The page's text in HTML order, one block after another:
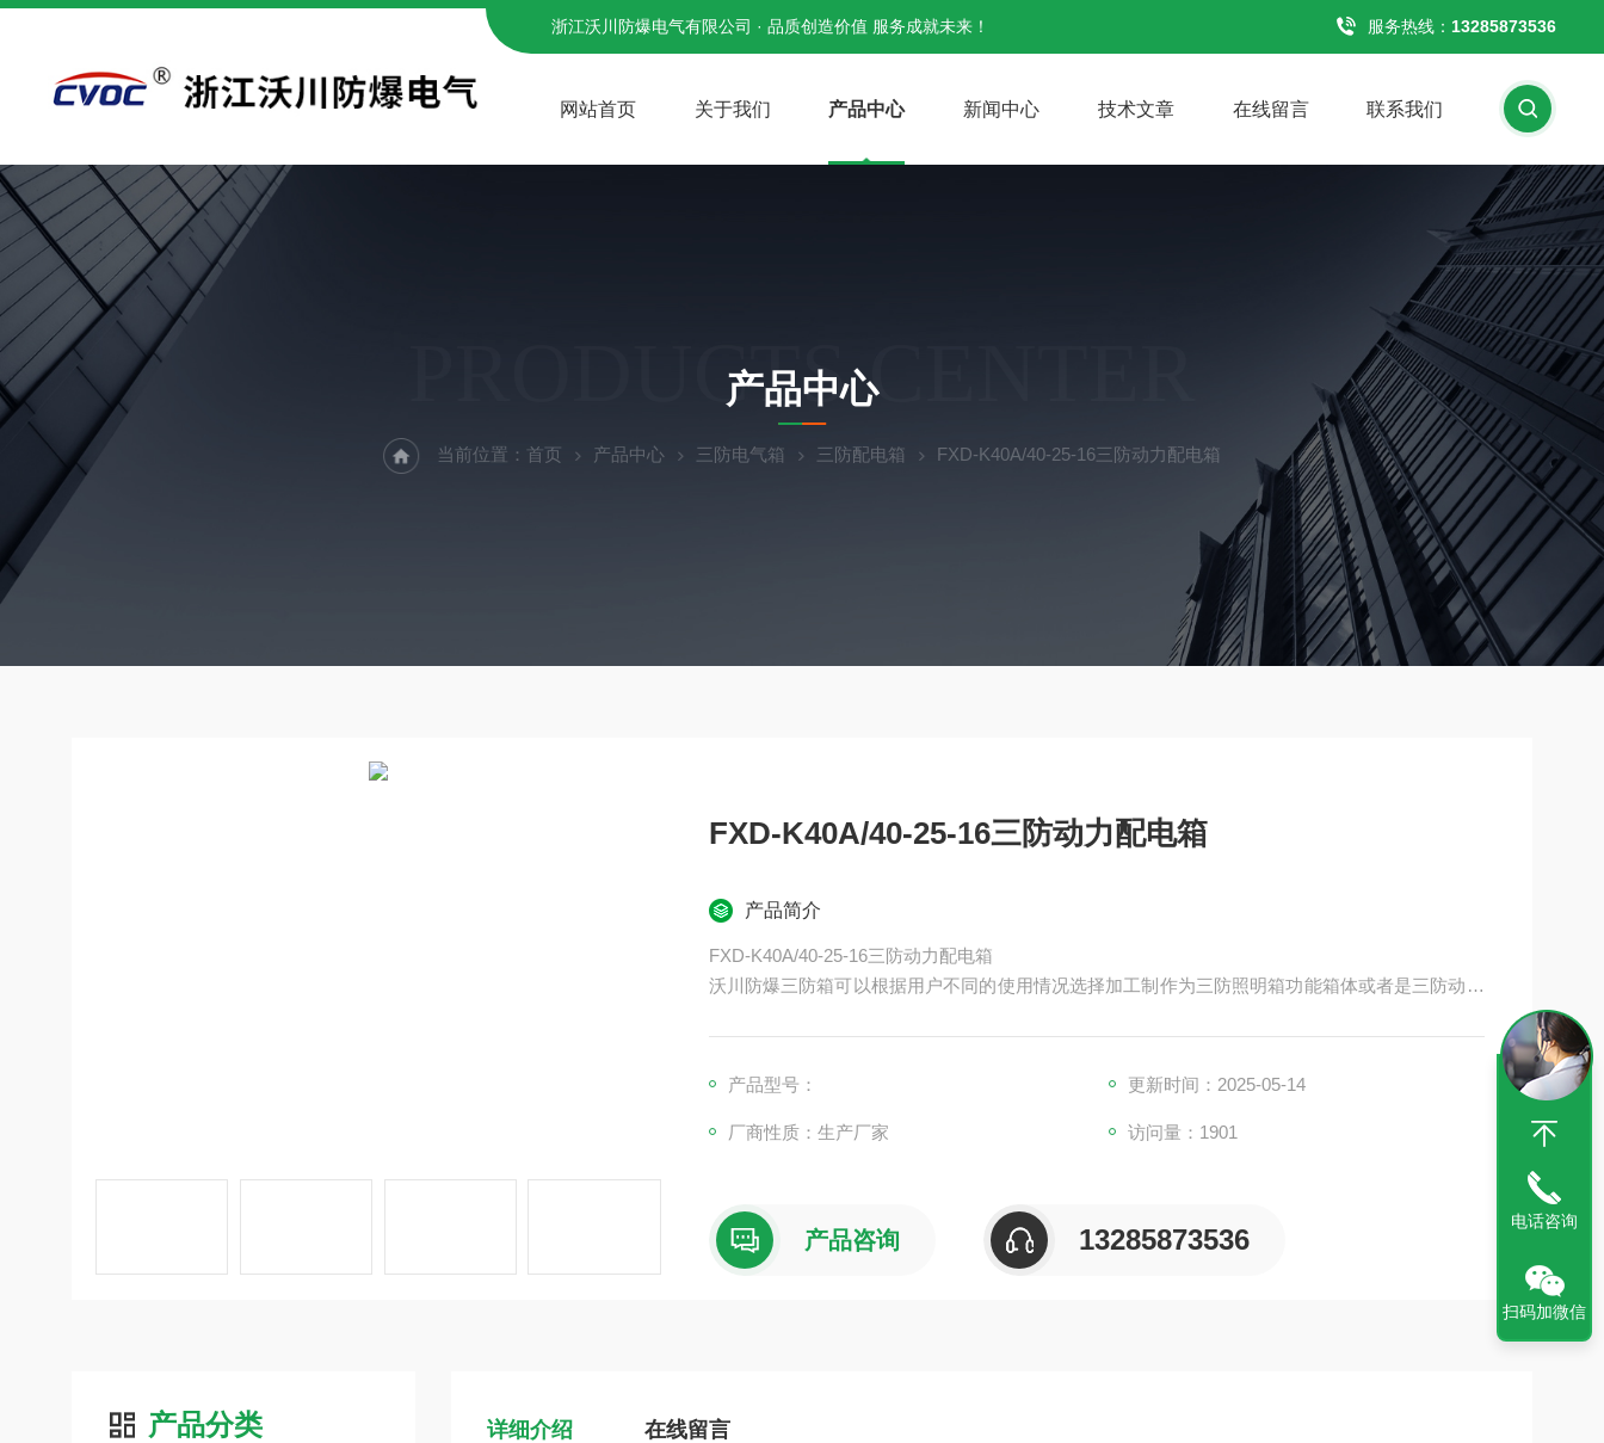
浙江沃川防爆电气有限公司 · 品质创造价值 服务成就未来！ 服务热线： 13285873536
网站首页 关于我们 产品中心 新闻中心 技术文章 在线留言 联系我们
PRODUCTS CENTER
产品中心
当前位置： 首页 产品中心 三防电气箱 三防配电箱 FXD-K40A/40-25-16三防动力配电箱
FXD-K40A/40-25-16三防动力配电箱
产品简介
FXD-K40A/40-25-16三防动力配电箱
沃川防爆三防箱可以根据用户不同的使用情况选择加工制作为三防照明箱功能箱体或者是三防动力
产品型号：
更新时间：2025-05-14
厂商性质：生产厂家 访问量：1901
产品咨询 13285873536
产品分类 详细介绍 在线留言
电话咨询
扫码加微信